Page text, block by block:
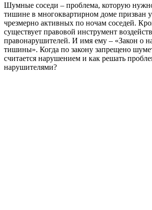
Шумные соседи – проблема, которую
тишине в многоквартирном доме призван
чрезмерно активных по ночам соседей.
существует правовой инструмент
правонарушителей. И имя ему – «Закон о
тишины». Когда по закону запрещено
считается нарушением и как решать
нарушителями?